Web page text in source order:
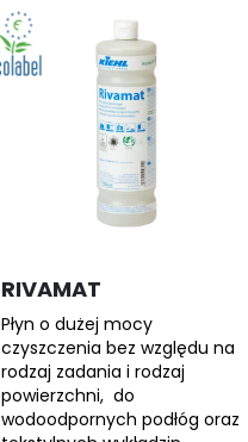
RIVAMAT
Płyn o dużej mocy
czyszczenia bez względu na
rodzaj zadania i rodzaj
powierzchni, do
wodoodpornych podłóg oraz